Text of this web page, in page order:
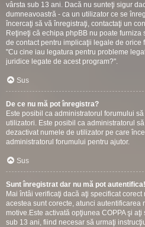
vârsta sub 13 ani. Dacă nu sunteţi sigur
dumneavoastră - ca un utilizator ce se
încercaţi să vă înregistraţi, contactaţi un
Reţineţi că echipa phpBB nu poate
de contact pentru implicaţii legale de orice
"Cu cine iau legatura pentru probleme
juridice legate de acest program?".
Sus
De ce nu mă pot înregistra?
Este posibil ca administratorul forumului
utilizatori. Este posibil ca administratorul
dezactivat numele de utilizator pe care
administratorul forumului pentru ajutor.
Sus
Sunt înregistrat dar nu mă pot autentifica!
Mai întâi verificaţi dacă aţi specificat
acestea sunt corecte, atunci autentificarea
motive.Este activată opţiunea COPPA şi
sub 13 ani, fiind necesar să urmaţi